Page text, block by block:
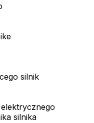
silnik
silnika